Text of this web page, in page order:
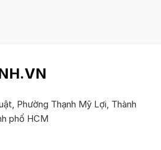
Phường Thạnh Mỹ Lợi, Thành
phố HCM